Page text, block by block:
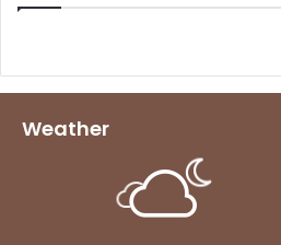
Weather